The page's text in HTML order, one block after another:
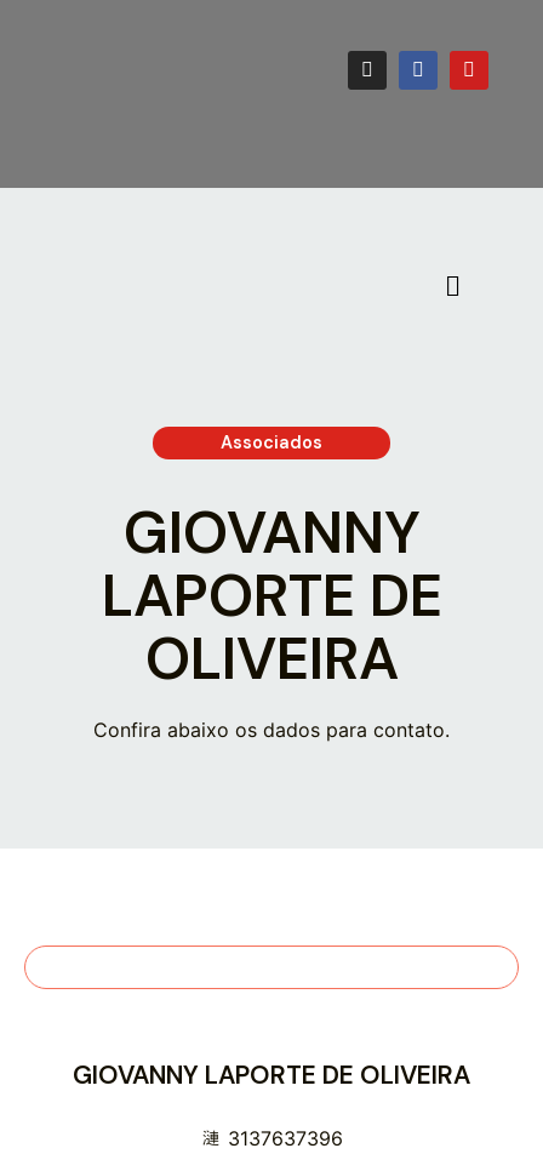
Associados
GIOVANNY
LAPORTE DE
OLIVEIRA
Confira abaixo os dados para contato.
GIOVANNY LAPORTE DE OLIVEIRA
3137637396